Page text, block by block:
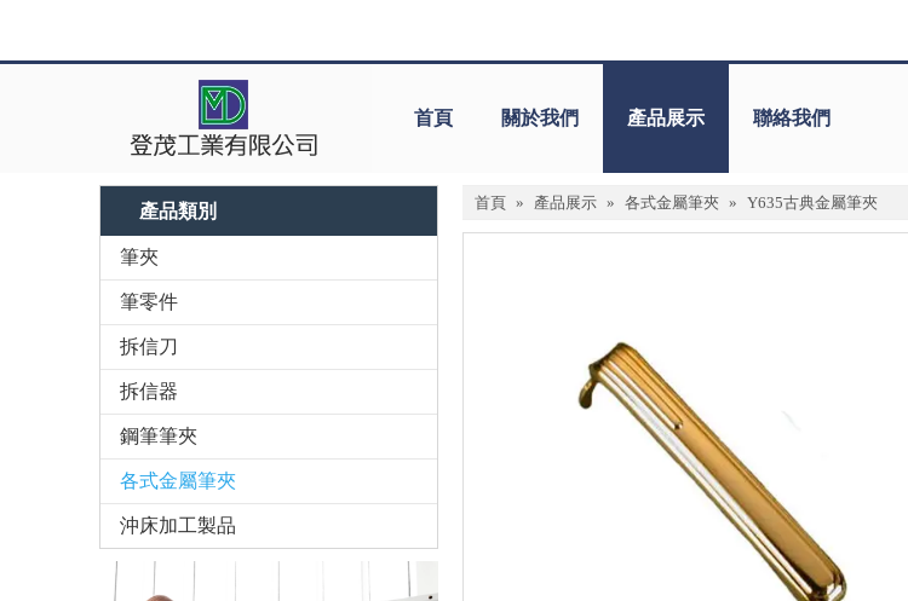
首頁 關於我們 產品展示 聯絡我們
產品類別
筆夾
筆零件
拆信刀
拆信器
鋼筆筆夾
各式金屬筆夾
沖床加工製品
首頁 » 產品展示 » 各式金屬筆夾 » Y635古典金屬筆夾